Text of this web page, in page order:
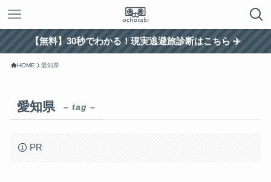
【無料】30秒でわかる！現実逃避旅診断はこちら ✈️
HOME 愛知県
愛知県 – tag –
PR